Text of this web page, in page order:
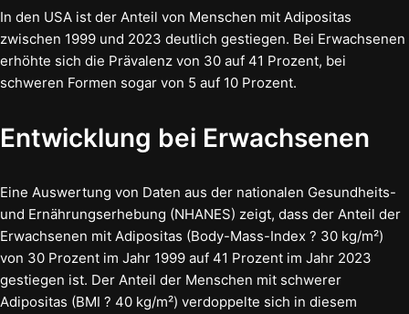
In den USA ist der Anteil von Menschen mit Adipositas
zwischen 1999 und 2023 deutlich gestiegen. Bei Erwachsenen
erhöhte sich die Prävalenz von 30 auf 41 Prozent, bei
schweren Formen sogar von 5 auf 10 Prozent.
Entwicklung bei Erwachsenen
Eine Auswertung von Daten aus der nationalen Gesundheits-
und Ernährungserhebung (NHANES) zeigt, dass der Anteil der
Erwachsenen mit Adipositas (Body-Mass-Index ? 30 kg/m²)
von 30 Prozent im Jahr 1999 auf 41 Prozent im Jahr 2023
gestiegen ist. Der Anteil der Menschen mit schwerer
Adipositas (BMI ? 40 kg/m²) verdoppelte sich in diesem